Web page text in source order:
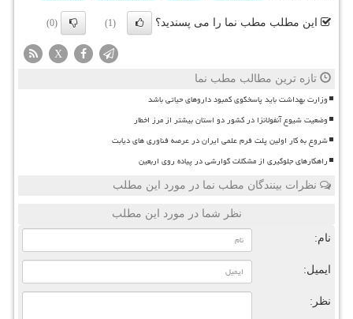
این مطلب مطب نما را می پسندید؟ (1)
(0)
X
تازه ترین مطالب مطب نما
وزارت بهداشت باید پاسخگوی کمبود داروهای حیاتی باشد
وضعیت شیوع آنفولانزا در کشور دو استان بیشتر از مرز اخطار
شروع به کار اولین پلت فرم علمی ایران در عرصه فناوری های دیابت
راهکارهای جلوگیری از مشکلات گوارشی در پیاده روی اربعین
نظرات بینندگان مطب نما در مورد این مطلب
نظر شما در مورد این مطلب
نام:
ایمیل:
نظر: